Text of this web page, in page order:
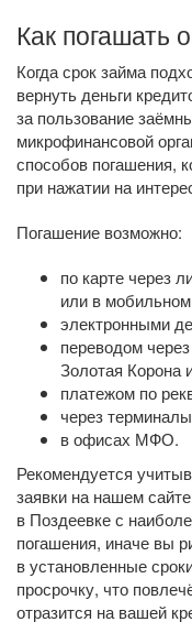
Как погашать
Когда срок займа
вернуть деньги
за пользование
микрофинансовой
способов погашения,
при нажатии на
Погашение возможно:
по карте через
или в
электронными
переводом
Золотая Корона
платежом по
через
в офисах МФО.
Рекомендуется
заявки на нашем
в Поздеевке с
погашения, иначе вы
в установленные
просрочку, что
отразится на вашей